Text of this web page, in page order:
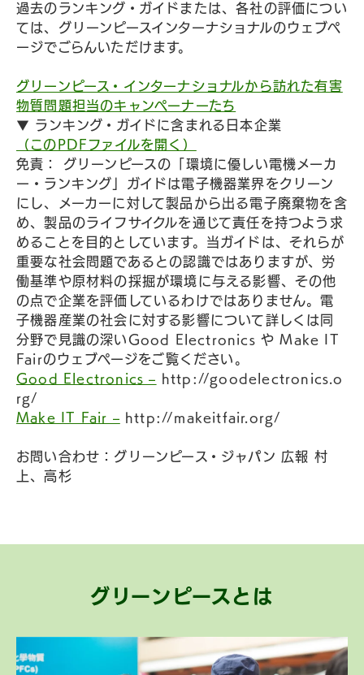
過去のランキング・ガイドまたは、各社の評価につい
ては、グリーンピースインターナショナルのウェブペ
ージでごらんいただけます。
グリーンピース・インターナショナルから訪れた有害
物質問題担当のキャンペーナーたち
▼ ランキング・ガイドに含まれる日本企業
（このPDFファイルを開く）
免責： グリーンピースの「環境に優しい電機メーカ
ー・ランキング」ガイドは電子機器業界をクリーン
にし、メーカーに対して製品から出る電子廃棄物を含
め、製品のライフサイクルを通じて責任を持つよう求
めることを目的としています。当ガイドは、それらが
重要な社会問題であるとの認識ではありますが、労
働基準や原材料の採掘が環境に与える影響、その他
の点で企業を評価しているわけではありません。電
子機器産業の社会に対する影響について詳しくは同
分野で見識の深いGood Electronics や Make IT
Fairのウェブページをご覧ください。
Good Electronics –
http://goodelectronics.o
rg/
Make IT Fair – http://makeitfair.org/
お問い合わせ：グリーンピース・ジャパン 広報 村
上、高杉
グリーンピースとは